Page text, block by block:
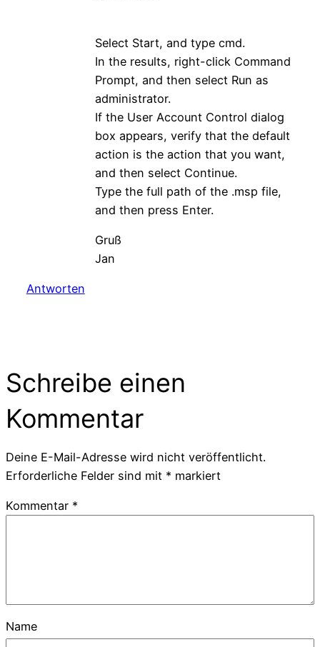
Select Start, and type cmd.
In the results, right-click Command
Prompt, and then select Run as
administrator.
If the User Account Control dialog
box appears, verify that the default
action is the action that you want,
and then select Continue.
Type the full path of the .msp file,
and then press Enter.
Gruß
Jan
Antworten
Schreibe einen
Kommentar
Deine E-Mail-Adresse wird nicht veröffentlicht.
Erforderliche Felder sind mit * markiert
Kommentar *
Name